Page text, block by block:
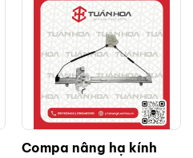
Compa nâng hạ kính